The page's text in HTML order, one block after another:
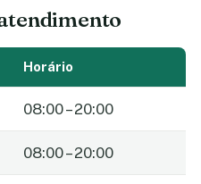
Horário
08:00 – 20:00
08:00 – 20:00